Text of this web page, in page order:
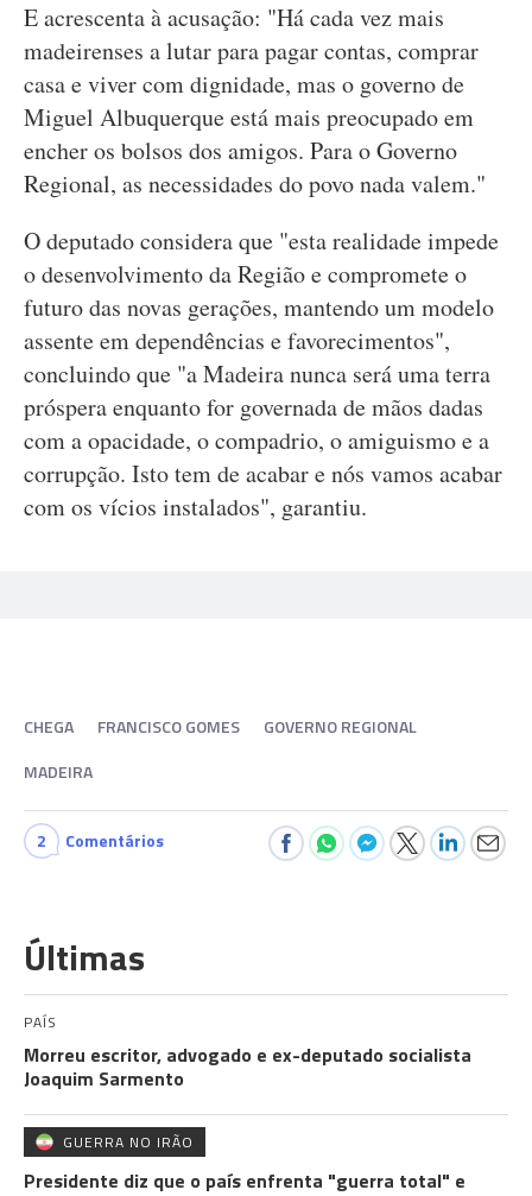
E acrescenta à acusação: "Há cada vez mais
madeirenses a lutar para pagar contas, comprar
casa e viver com dignidade, mas o governo de
Miguel Albuquerque está mais preocupado em
encher os bolsos dos amigos. Para o Governo
Regional, as necessidades do povo nada valem."
O deputado considera que "esta realidade impede
o desenvolvimento da Região e compromete o
futuro das novas gerações, mantendo um modelo
assente em dependências e favorecimentos",
concluindo que "a Madeira nunca será uma terra
próspera enquanto for governada de mãos dadas
com a opacidade, o compadrio, o amiguismo e a
corrupção. Isto tem de acabar e nós vamos acabar
com os vícios instalados", garantiu.
CHEGA FRANCISCO GOMES
GOVERNO REGIONAL
MADEIRA
2 Comentários
Últimas
PAÍS
Morreu escritor, advogado e ex-deputado socialista
Joaquim Sarmento
GUERRA NO IRÃO
Presidente diz que o país enfrenta "guerra total" e